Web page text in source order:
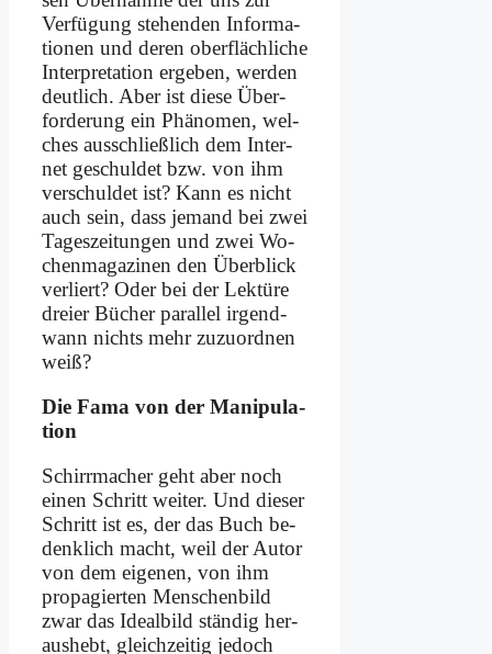
Ver­fü­gung ste­hen­den In­for­ma­
tio­nen und de­ren ober­fläch­li­che
In­ter­pre­ta­ti­on er­ge­ben, wer­den
deut­lich. Aber ist die­se Über­
for­de­rung ein Phä­no­men, wel­
ches aus­schließ­lich dem In­ter­
net ge­schul­det bzw. von ihm
ver­schul­det ist? Kann es nicht
auch sein, dass je­mand bei zwei
Ta­ges­zei­tun­gen und zwei Wo­
chen­ma­ga­zi­nen den Über­blick
ver­liert? Oder bei der Lek­tü­re
drei­er Bü­cher par­al­lel ir­gend­
wann nichts mehr zu­zu­ord­nen
weiß?
Die Fa­ma von der Ma­ni­pu­la­
ti­on
Schirr­ma­cher geht aber noch
ei­nen Schritt wei­ter. Und die­ser
Schritt ist es, der das Buch be­
denk­lich macht, weil der Au­tor
von dem ei­ge­nen, von ihm
pro­pa­gier­ten Men­schen­bild
zwar das Ide­al­bild stän­dig her­
aus­hebt, gleich­zei­tig je­doch